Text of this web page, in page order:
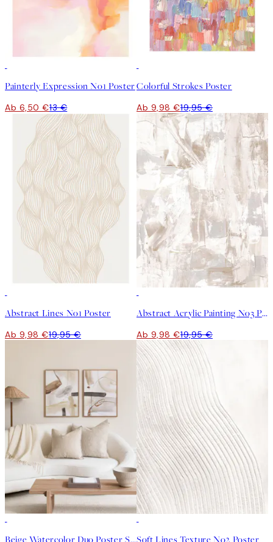
Painterly Expression No1 Poster
Ab 6,50 €13 €
Colorful Strokes Poster
Ab 9,98 €19,95 €
Abstract Lines No1 Poster
Ab 9,98 €19,95 €
Abstract Acrylic Painting No3 Poster
Ab 9,98 €19,95 €
Beige Watercolor Duo Poster SetSoft Lines Texture No2 Poster